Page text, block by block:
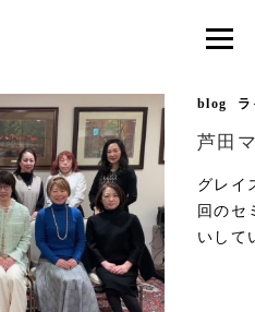
blog
芦田
グレイ
回のセ
いして